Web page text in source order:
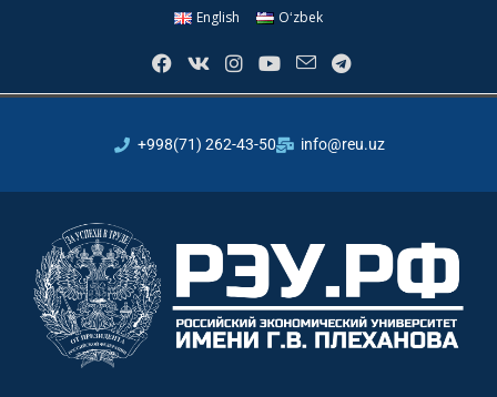
English Oʻzbek
+998(71) 262-43-50 info@reu.uz